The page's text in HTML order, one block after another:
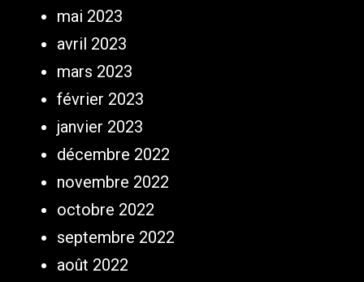
mai 2023
avril 2023
mars 2023
février 2023
janvier 2023
décembre 2022
novembre 2022
octobre 2022
septembre 2022
août 2022